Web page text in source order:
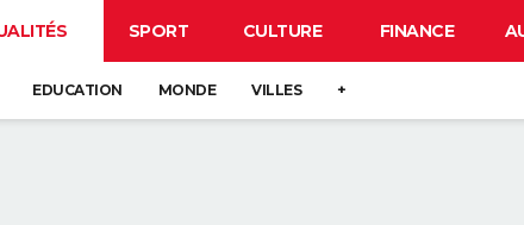
SPORT CULTURE FINANCE
EDUCATION MONDE VILLES +